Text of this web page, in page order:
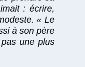
: écrire,
« Le
à son père
une plus